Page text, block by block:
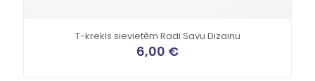
T-krekls sievietēm Radi Savu Dizainu
6,00 €